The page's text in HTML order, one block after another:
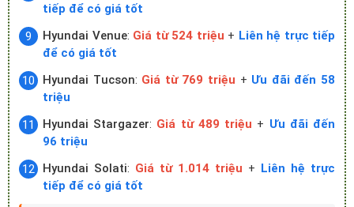
tiếp để có giá tốt
Hyundai Venue: Giá từ 524 triệu + Liên hệ trực tiếp
để có giá tốt
Hyundai Tucson: Giá từ 769 triệu + Ưu đãi đến 58
triệu
Hyundai Stargazer: Giá từ 489 triệu + Ưu đãi đến
96 triệu
Hyundai Solati: Giá từ 1.014 triệu + Liên hệ trực
tiếp để có giá tốt